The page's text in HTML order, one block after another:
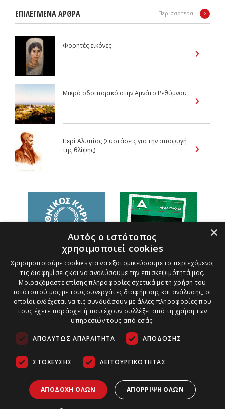
ΕΠΙΛΕΓΜΕΝΑ ΑΡΘΡΑ Περισσότερα
Φορητές εικόνες
Μικρό οδοιπορικό στην Αμνάτο Ρεθύμνου
Περί Αλυπίας (Συστάσεις για την αποφυγή
της θλίψης)
Αρχαιολογία &
Τέχνες | All
Πολιτική Παράδοσης Προϊόντων
×
Αυτός ο ιστότοπος
χρησιμοποιεί cookies
Χρησιμοποιούμε cookies για να εξατομικεύσουμε το περιεχόμενο,
τις διαφημίσεις και να αναλύσουμε την επισκεψιμότητά μας.
Μοιραζόμαστε επίσης πληροφορίες σχετικά με τη χρήση του
ιστότοπού μας με τους συνεργάτες διαφήμισης και ανάλυσης, οι
οποίοι ενδέχεται να τις συνδυάσουν με άλλες πληροφορίες που
τους έχετε παράσχει ή που έχουν συλλέξει από τη χρήση των
υπηρεσιών τους από εσάς.
ΑΠΟΛΎΤΩΣ ΑΠΑΡΑΊΤΗΤΑ ΑΠΌΔΟΣΗΣ
ΣΤΌΧΕΥΣΗΣ ΛΕΙΤΟΥΡΓΙΚΌΤΗΤΑΣ
ΑΠΟΔΟΧΉ ΌΛΩΝ ΑΠΌΡΡΙΨΗ ΌΛΩΝ